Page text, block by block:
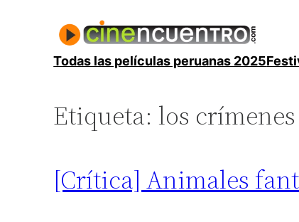
contenidoTodas las películas peruanas 2025
Etiqueta: los
[Crítica] Animales